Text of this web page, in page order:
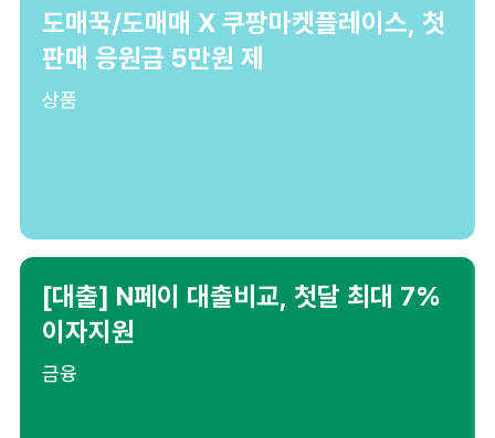
도매꾹/도매매 X 쿠팡마켓플레이스, 첫
판매 응원금 5만원 제
상품
[대출] N페이 대출비교, 첫달 최대 7%
이자지원
금융